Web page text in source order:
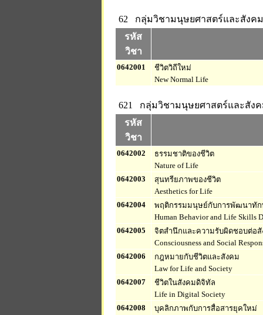
62 กลุ่มวิชามนุษยศาสตร์และสังค
รหัส
วิชา
0642001
ชีวิตวิถีใหม่
New Normal Life
621 กลุ่มวิชามนุษยศาสตร์และสังค
รหัส
วิชา
0642002
ธรรมชาติของชีวิต
Nature of Life
0642003
สุนทรียภาพของชีวิต
Aesthetics for Life
0642004
พฤติกรรมมนุษย์กับการพัฒนาทัก
Human Behavior and Life Skills
0642005
จิตสำนึกและความรับผิดชอบต่อ
Consciousness and Social
0642006
กฎหมายกับชีวิตและสังคม
Law for Life and Society
0642007
ชีวิตในสังคมดิจิทัล
Life in Digital Society
0642008
บุคลิกภาพกับการสื่อสารยุคใหม่